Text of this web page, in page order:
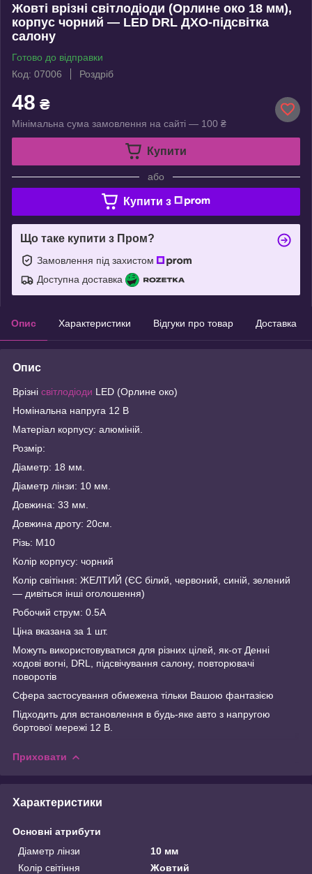
Жовті врізні світлодіоди (Орлине око 18 мм),
корпус чорний — LED DRL ДХО-підсвітка
салону
Готово до відправки
Код: 07006
Роздріб
48 ₴
Мінімальна сума замовлення на сайті — 100 ₴
Купити
або
Купити з
Що таке купити з Пром?
Замовлення під захистом
Доступна доставка
Опис Характеристики Відгуки про товар Доставка
Опис
Врізні світлодіоди LED (Орлине око)
Номінальна напруга 12 В
Матеріал корпусу: алюміній.
Розмір:
Діаметр: 18 мм.
Діаметр лінзи: 10 мм.
Довжина: 33 мм.
Довжина дроту: 20см.
Різь: М10
Колір корпусу: чорний
Колір світіння: ЖЕЛТИЙ (ЄС білий, червоний, синій, зелений
— дивіться інші оголошення)
Робочий струм: 0.5A
Ціна вказана за 1 шт.
Можуть використовуватися для різних цілей, як-от Денні
ходові вогні, DRL, підсвічування салону, повторювачі
поворотів
Сфера застосування обмежена тільки Вашою фантазією
Підходить для встановлення в будь-яке авто з напругою
бортової мережі 12 В.
Приховати
Характеристики
Основні атрибути
Діаметр лінзи
10 мм
Колір світіння
Жовтий